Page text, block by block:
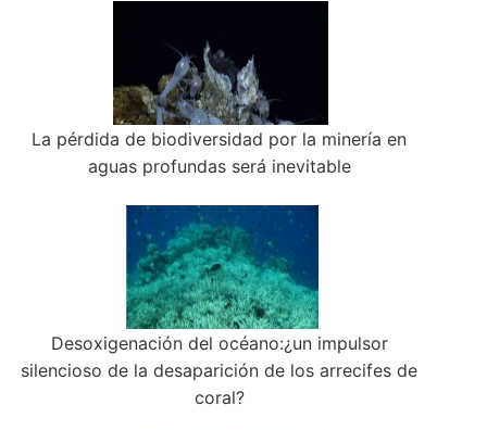
La pérdida de biodiversidad por la minería en
aguas profundas será inevitable
Desoxigenación del océano:¿un impulsor
silencioso de la desaparición de los arrecifes de
coral?